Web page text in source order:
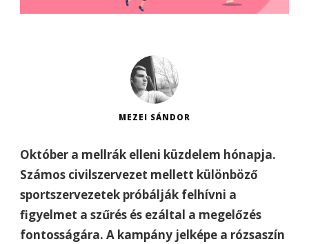
MEZEI SÁNDOR
Október a mellrák elleni küzdelem hónapja.
Számos civilszervezet mellett különböző
sportszervezetek próbálják felhívni a
figyelmet a szűrés és ezáltal a megelőzés
fontosságára. A kampány jelképe a rózsaszín